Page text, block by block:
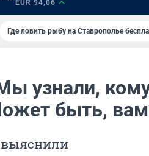
EUR 94,06
Где ловить рыбу на Ставрополье
узнали,
быть,
выяснили